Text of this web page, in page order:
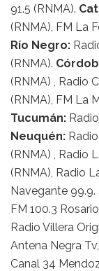
91.5 (RNMA).
(RNMA), FM La
Río Negro:
(RNMA).
(RNMA) , Radio
(RNMA), FM La
Tucumán:
Neuquén:
(RNMA) , Radio
(RNMA), Radio
Navegante 99.9.
FM 100.3
Radio Villera
Antena Negra
Canal 34